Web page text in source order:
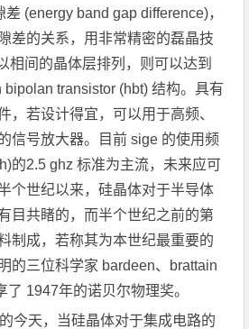
(energy band gap difference)，
差的关系，用非常精密的磊晶技
相间的晶体层排列，则可以达到
transistor (hbt) 结构。具有
，若设计得宜，可以用于高频、
信号放大器。目前 sige 的使用频
的2.5 ghz 标准为主流，未来应可
个世纪以来，硅晶体对于半导体
目共睹的，而半个世纪之前的第
制成，若称其为本世纪最重要的
的三位科学家 bardeen、brattain
1947年的诺贝尔物理奖。
天，当硅晶体对于集成电路的